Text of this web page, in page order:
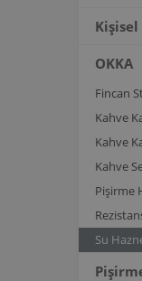
Kişisel
OKKA
Fincan
Kahve
Kahve
Kahve
Pişirme
Su